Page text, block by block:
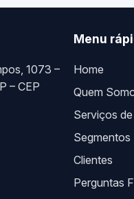
1073 –
– CEP
Menu
Home
Quem
Serviços
Segmentos
Clientes
Perguntas